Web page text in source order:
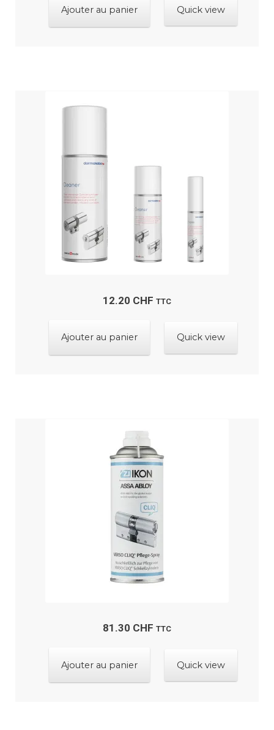
Ajouter au panier Quick view
12.20 CHF TTC
Ajouter au panier Quick view
81.30 CHF TTC
Ajouter au panier Quick view